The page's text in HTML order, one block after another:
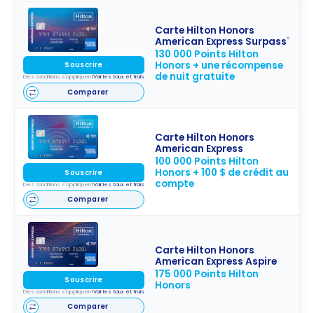
Carte Hilton Honors
American Express Surpass®
130 000 Points Hilton
Honors + une récompense
de nuit gratuite
Souscrire
Des conditions s'appliquentVoir les taux et frais
Comparer
Carte Hilton Honors
American Express
100 000 Points Hilton
Honors + 100 $ de crédit au
compte
Souscrire
Des conditions s'appliquentVoir les taux et frais
Comparer
Carte Hilton Honors
American Express Aspire
175 000 Points Hilton
Honors
Souscrire
Des conditions s'appliquentVoir les taux et frais
Comparer